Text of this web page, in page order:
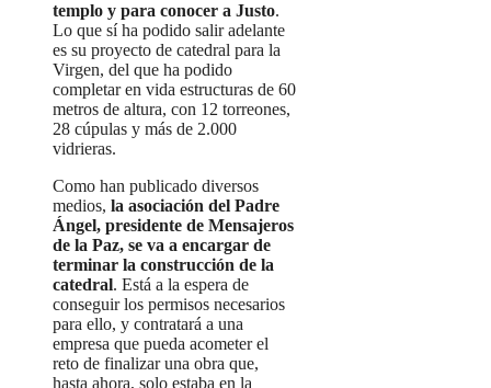
templo y para conocer a Justo.
Lo que sí ha podido salir adelante
es su proyecto de catedral para la
Virgen, del que ha podido
completar en vida estructuras de 60
metros de altura, con 12 torreones,
28 cúpulas y más de 2.000
vidrieras.
Como han publicado diversos
medios, la asociación del Padre
Ángel, presidente de Mensajeros
de la Paz, se va a encargar de
terminar la construcción de la
catedral. Está a la espera de
conseguir los permisos necesarios
para ello, y contratará a una
empresa que pueda acometer el
reto de finalizar una obra que,
hasta ahora, solo estaba en la